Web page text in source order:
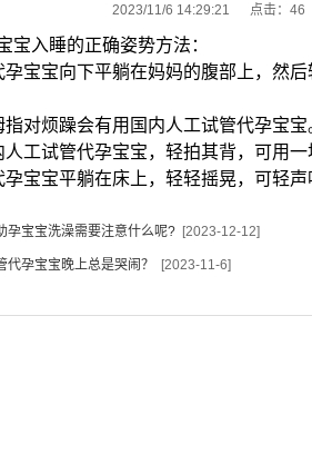
2023/11/6 14:29:21 点击： 46
入睡的正确姿势方法：
宝宝向下平躺在妈妈的腹部上，然
对烦躁会有用国内人工试管代孕宝宝
工试管代孕宝宝，轻拍其背，可用一
宝宝平躺在床上，轻轻摇晃，可轻声
孕宝宝洗澡需要注意什么呢? [2023-12-12]
代孕宝宝晚上总是哭闹？ [2023-11-6]